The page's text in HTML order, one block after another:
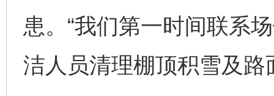
患。“我们第一时间联系
洁人员清理棚顶积雪及路